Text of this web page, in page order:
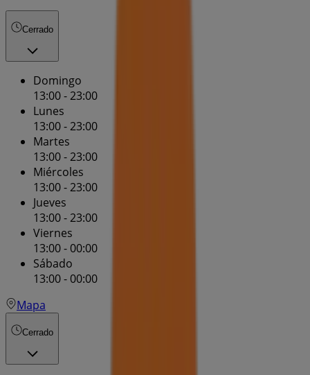
Cerrado
Domingo
13:00 - 23:00
Lunes
13:00 - 23:00
Martes
13:00 - 23:00
Miércoles
13:00 - 23:00
Jueves
13:00 - 23:00
Viernes
13:00 - 00:00
Sábado
13:00 - 00:00
Mapa
Cerrado